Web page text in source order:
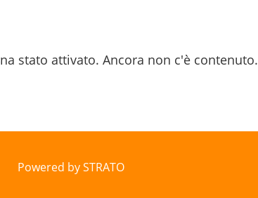
stato attivato. Ancora non c'è contenuto.
Powered by STRATO